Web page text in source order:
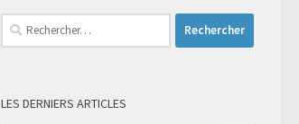
Rechercher :
LES DERNIERS ARTICLES